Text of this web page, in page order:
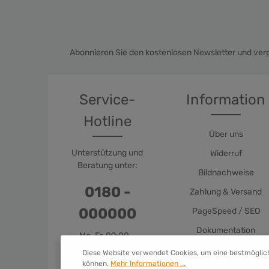
Abonnieren Sie den kostenlosen Newsletter und
Service-
Hotline
Unterstützung und
Beratung unter:
0180 -
000000
Mo-Fr, 09:00 -
17:00 Uhr
Information
Über uns
Widerruf
Bildnachweise
Zahlung & Versand
PageSpeed / SEO
Dokumentation
Diese Website verwendet Cookies, um eine
können. Mehr Informationen ...